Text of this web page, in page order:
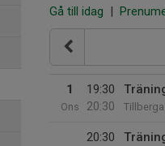
Gå till idag |
1
Ons
19:30
20:30
Tillberga
20:30